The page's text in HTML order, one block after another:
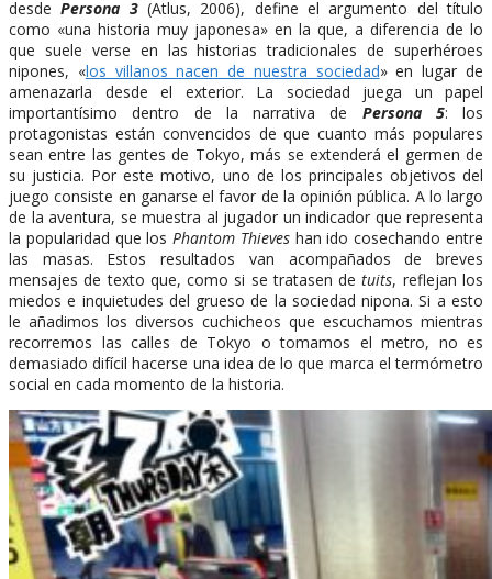
desdePersona 3(Atlus, 2006), define el argumento del título
como «una historia muy japonesa» en la que, a diferencia de lo
que suele verse en las historias tradicionales de superhéroes
nipones, «los villanos nacen de nuestra sociedad» en lugar de
amenazarla desde el exterior. La sociedad juega un papel
importantísimo dentro de la narrativa de Persona 5: los
protagonistas están convencidos de que cuanto más populares
sean entre las gentes de Tokyo, más se extenderá el germen de
su justicia. Por este motivo, uno de los principales objetivos del
juego consiste en ganarse el favor de la opinión pública. A lo largo
de la aventura, se muestra al jugador un indicador que representa
la popularidad que los Phantom Thieveshan ido cosechando entre
las masas. Estos resultados van acompañados de breves
mensajes de texto que, como si se tratasen detuits, reflejan los
miedos e inquietudes del grueso de la sociedad nipona. Si a esto
le añadimos los diversos cuchicheos que escuchamos mientras
recorremos las calles de Tokyo o tomamos el metro, no es
demasiado difícil hacerse una idea de lo que marca el termómetro
social en cada momento de la historia.